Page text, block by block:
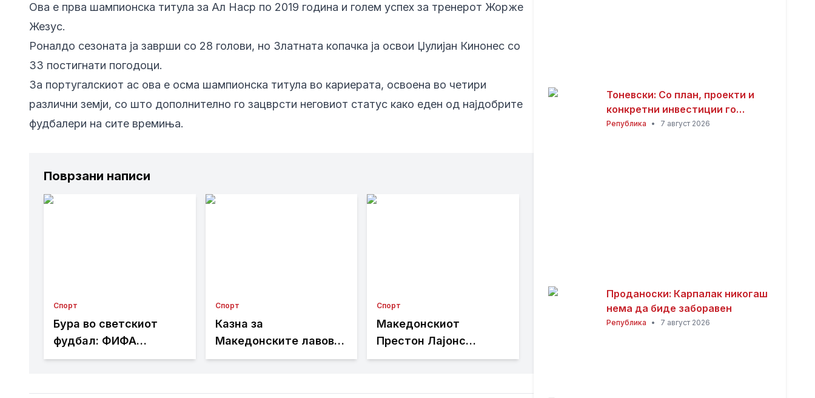
Ова е прва шампионска титула за Ал Наср по 2019 година и голем успех за тренерот Жорже
Жезус.
Роналдо сезоната ја заврши со 28 голови, но Златната копачка ја освои Џулијан Кинонес со
33 постигнати погодоци.
За португалскиот ас ова е осма шампионска титула во кариерата, освоена во четири
различни земји, со што дополнително го зацврсти неговиот статус како еден од најдобрите
фудбалери на сите времиња.
Поврзани написи
Спорт
Бура во светскиот
фудбал: ФИФА
разгледува продажба
Мундијалот?
Спорт
Казна за
Македонските лавови
од Престон: Клубот ќе
без публика поради
Спорт
Македонскиот
Престон Лајонс
приреди сензација: Го
освојувач на Купот на
Тоневски: Со план, проекти и
конкретни инвестиции го
развиваме секое населено
Република • 7 август 2026
Проданоски: Карпалак никогаш
нема да биде заборавен
Република • 7 август 2026